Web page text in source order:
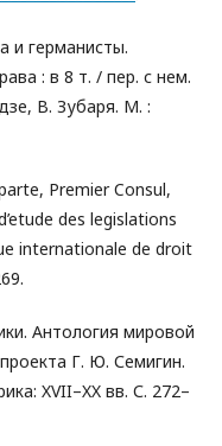
и германисты.
: в 8 т. / пер. с нем.
В. Зубаря. М. :
Premier Consul,
des legislations
internationale de droit
Антология мировой
Г. Ю. Семигин.
XVII–XX вв. С. 272–